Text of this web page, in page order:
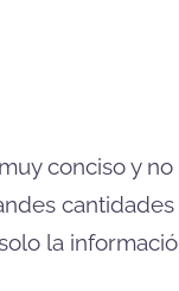
conciso y
la